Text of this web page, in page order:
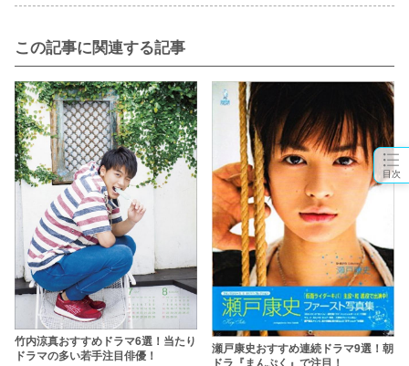
目次
この記事に関連する記事
竹内涼真おすすめドラマ6選！当たり
ドラマの多い若手注目俳優！
瀬戸康史おすすめ連続ドラマ9選！朝
ドラ『まんぷく』で注目！